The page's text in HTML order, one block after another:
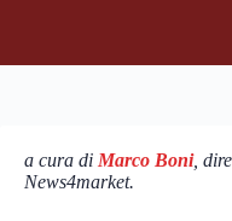
a cura di Marco Boni,
News4market.